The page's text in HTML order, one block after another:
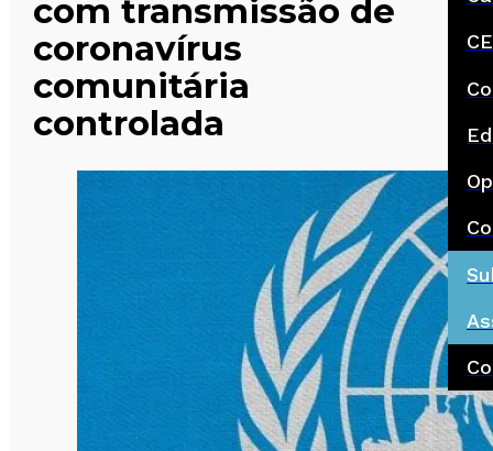
com transmissão de
coronavírus
comunitária
controlada